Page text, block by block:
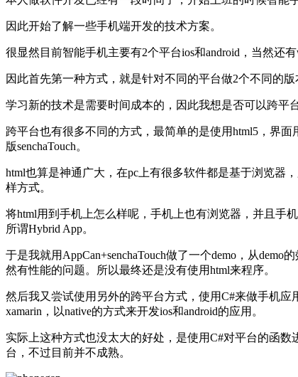
因此开始了解一些手机端开发的技术方案。
很显然目前智能手机主要有2个平台ios和android，当然还有
因此首先第一种方式，就是针对不同的平台做2个不同的
学习新的技术是需要时间成本的，因此我想是否可以跨平
跨平台也有很多不同的方式，最简单的是使用html5，界
版senchaTouch。
html也算是神通广大，在pc上有很多软件都是基于浏览器
样方式。
将html用到手机上怎么样呢，手机上也有浏览器，并且手
所谓Hybrid App。
于是我就用AppCan+senchaTouch做了一个demo，从
然有性能的问题。所以最终还是没有使用html来程序。
然后我又尝试使用另外的跨平台方式，使用C#来做手机
xamarin，以native的方式来开发ios和android的应用。
实际上这种方式也没太大的好处，是使用C#对平台的函数
台，不过目前并不成熟。